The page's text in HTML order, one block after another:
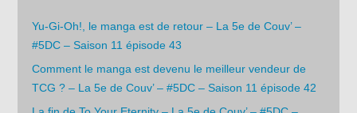
Yu-Gi-Oh!, le manga est de retour – La 5e de Couv’ –
#5DC – Saison 11 épisode 43
Comment le manga est devenu le meilleur vendeur de
TCG ? – La 5e de Couv’ – #5DC – Saison 11 épisode 42